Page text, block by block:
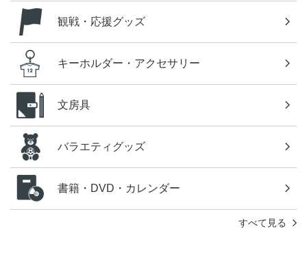
観戦・応援グッズ
キーホルダー・アクセサリー
文房具
バラエティグッズ
書籍・DVD・カレンダー
すべて見る